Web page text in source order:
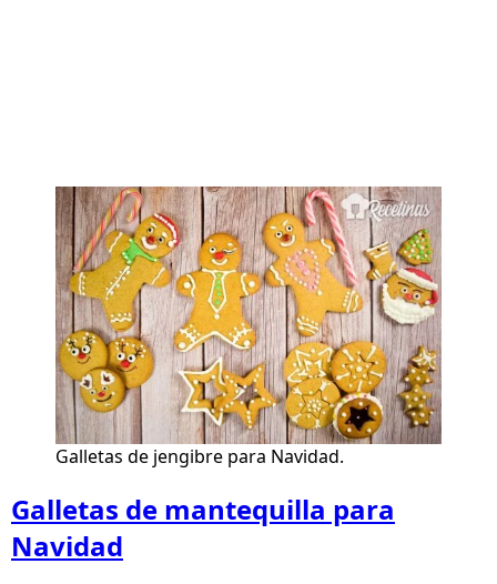
Galletas de jengibre para Navidad.
Galletas de mantequilla para
Navidad